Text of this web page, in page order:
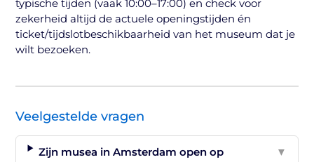
typische tijden (vaak 10:00–17:00) en check voor
zekerheid altijd de actuele openingstijden én
ticket/tijdslotbeschikbaarheid van het museum dat je
wilt bezoeken.
Veelgestelde vragen
Zijn musea in Amsterdam open op
▼